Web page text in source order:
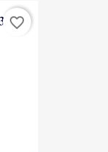
favorite_border